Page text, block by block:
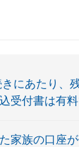
きにあたり、
受付書は有料
家族の口座